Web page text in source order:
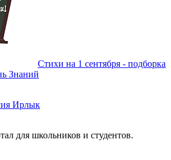
Стихи на 1 сентября - подборка
Знаний
Ирлык
для школьников и студентов.